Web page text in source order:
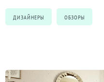
ДИЗАЙНЕРЫ ОБЗОРЫ